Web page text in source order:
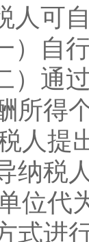
可自
自行
通过
所得
提出
纳税
代为
式进